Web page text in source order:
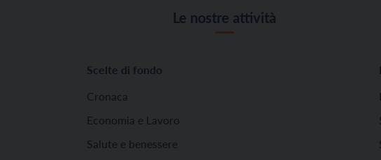
Le nostre attività
Scelte di fondo
Cronaca
Economia e Lavoro
Salute e benessere